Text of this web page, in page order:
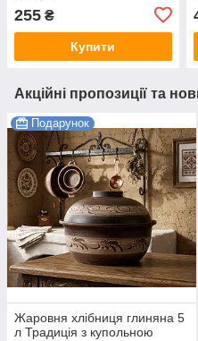
255 ₴
Купити
Акційні пропозиції та
Подарунок
Жаровня хлібниця глиняна 5
л Традиція з купольною